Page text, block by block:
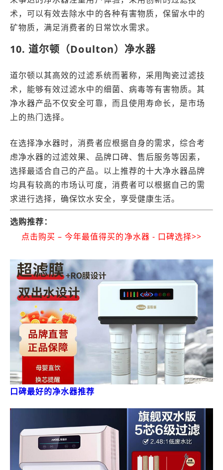
术，可以有效去除水中的各种有害物质，保留水中的
矿物质，满足消费者的日常饮水需求。
10. 道尔顿（Doulton）净水器
道尔顿以其高效的过滤系统而著称，采用陶瓷过滤技
术，能够有效过滤水中的细菌、病毒等有害物质。其
净水器产品不仅安全可靠，而且使用寿命长，是市场
上的热门选择。
在选择净水器时，消费者应根据自身的需求，综合考
虑净水器的过滤效果、品牌口碑、售后服务等因素，
选择最适合自己的产品。以上推荐的十大净水器品牌
均具有较高的市场认可度，消费者可以根据自己的需
求进行选择，确保饮水安全，享受健康生活。
选购推荐：
点击购买 – 今年最值得买的净水器 - 口碑选择>>
口碑最好的净水器推荐